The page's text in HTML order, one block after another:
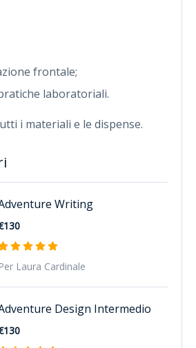
frontale;
laboratoriali.
i materiali e le dispense.
Writing
Per Laura Cardinale
Design Intermedio